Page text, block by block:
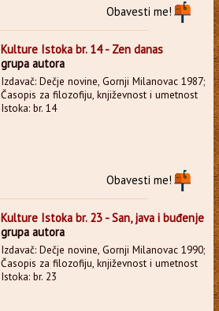
Obavesti me!
Kulture Istoka br. 14 - Zen danas
grupa autora
Izdavač: Dečje novine, Gornji Milanovac 1987;
Časopis za filozofiju, književnost i umetnost
Istoka: br. 14
Obavesti me!
Kulture Istoka br. 23 - San, java i buđenje
grupa autora
Izdavač: Dečje novine, Gornji Milanovac 1990;
Časopis za filozofiju, književnost i umetnost
Istoka: br. 23